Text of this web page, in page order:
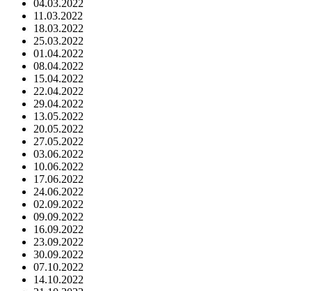
04.03.2022
11.03.2022
18.03.2022
25.03.2022
01.04.2022
08.04.2022
15.04.2022
22.04.2022
29.04.2022
13.05.2022
20.05.2022
27.05.2022
03.06.2022
10.06.2022
17.06.2022
24.06.2022
02.09.2022
09.09.2022
16.09.2022
23.09.2022
30.09.2022
07.10.2022
14.10.2022